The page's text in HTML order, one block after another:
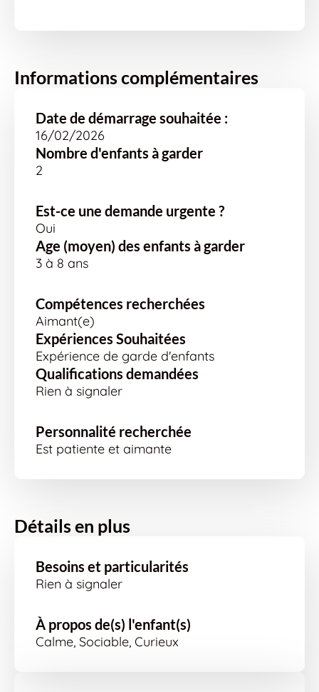
Informations complémentaires
Date de démarrage souhaitée :
16/02/2026
Nombre d'enfants à garder
2
Est-ce une demande urgente ?
Oui
Age (moyen) des enfants à garder
3 à 8 ans
Compétences recherchées
Aimant(e)
Expériences Souhaitées
Expérience de garde d'enfants
Qualifications demandées
Rien à signaler
Personnalité recherchée
Est patiente et aimante
Détails en plus
Besoins et particularités
Rien à signaler
À propos de(s) l'enfant(s)
Calme, Sociable, Curieux